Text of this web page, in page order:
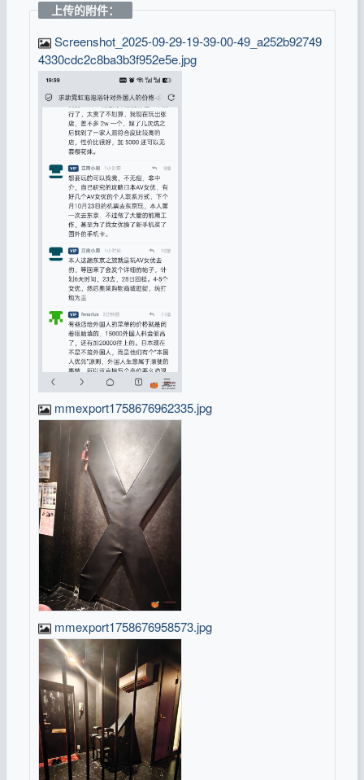
上传的附件：
Screenshot_2025-09-29-19-39-00-49_a252b92749
4330cdc2c8ba3b3f952e5e.jpg
mmexport1758676962335.jpg
mmexport1758676958573.jpg